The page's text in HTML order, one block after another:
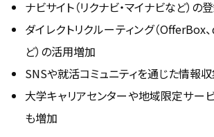
ナビサイト（リクナビ・マイナビなど）
ダイレクトリクルーティング（OfferBox
ど）の活用増加
SNSや就活コミュニティを通じた情報
大学キャリアセンターや地域限定サー
も増加